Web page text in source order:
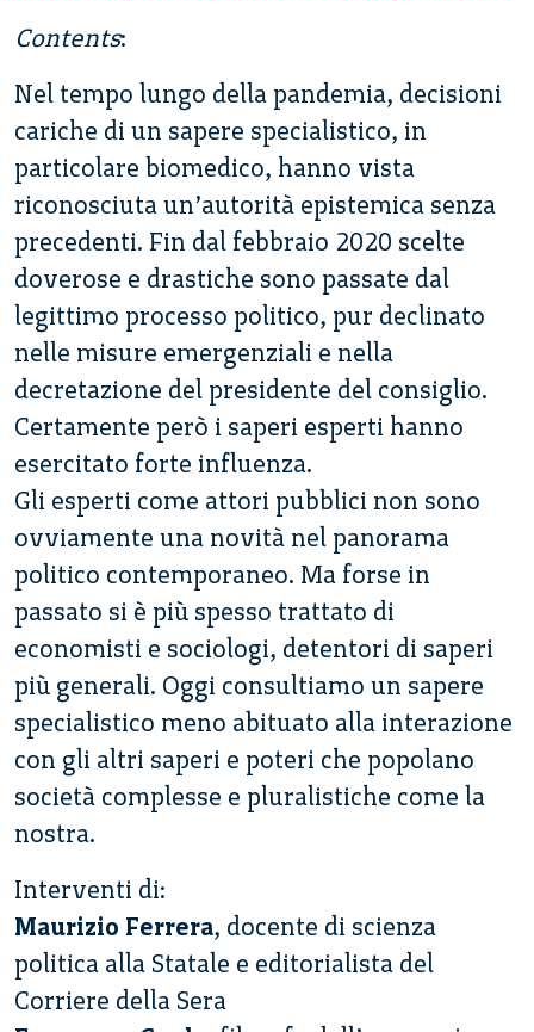
Contents:
Nel tempo lungo della pandemia, decisioni
cariche di un sapere specialistico, in
particolare biomedico, hanno vista
riconosciuta un’autorità epistemica senza
precedenti. Fin dal febbraio 2020 scelte
doverose e drastiche sono passate dal
legittimo processo politico, pur declinato
nelle misure emergenziali e nella
decretazione del presidente del consiglio.
Certamente però i saperi esperti hanno
esercitato forte influenza.
Gli esperti come attori pubblici non sono
ovviamente una novità nel panorama
politico contemporaneo. Ma forse in
passato si è più spesso trattato di
economisti e sociologi, detentori di saperi
più generali. Oggi consultiamo un sapere
specialistico meno abituato alla interazione
con gli altri saperi e poteri che popolano
società complesse e pluralistiche come la
nostra.
Interventi di:
Maurizio Ferrera, docente di scienza
politica alla Statale e editorialista del
Corriere della Sera